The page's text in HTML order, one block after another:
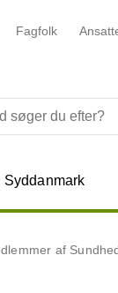
Fagfolk
Syddanmark
af